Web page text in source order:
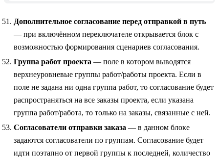
Дополнительное согласование перед отправкой в путь
— при включённом переключателе открывается блок с
возможностью формирования сценариев согласования.
Группа работ проекта — поле в котором выводятся
верхнеуровневые группы работ/работы проекта. Если в
поле не задана ни одна группа работ, то согласование будет
распространяться на все заказы проекта, если указана
группа работ/работа, то только на заказы, связанные с ней.
Согласователи отправки заказа — в данном блоке
задаются согласователи по группам. Согласование будет
идти поэтапно от первой группы к последней, количество